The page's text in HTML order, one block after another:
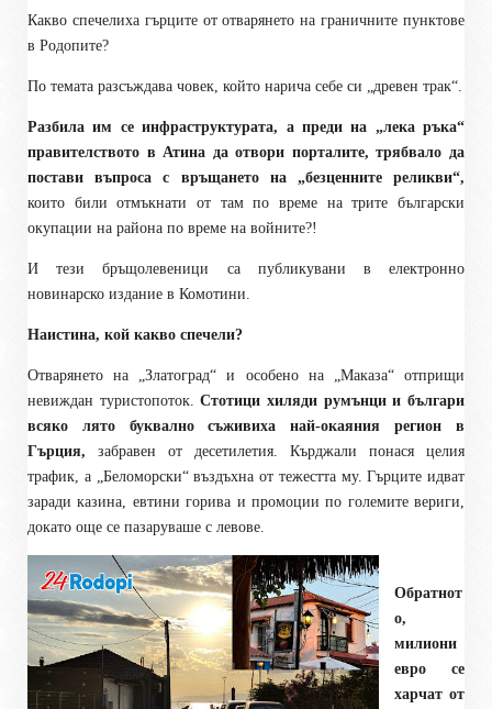
Какво спечелиха гърците от отварянето на граничните пунктове
в Родопите?
По темата разсъждава човек, който нарича себе си „древен трак“.
Разбила им се инфраструктурата, а преди на „лека ръка“
правителството в Атина да отвори порталите, трябвало да
постави въпроса с връщането на „безценните реликви“,
които били отмъкнати от там по време на трите български
окупации на района по време на войните?!
И тези бръщолевеници са публикувани в електронно
новинарско издание в Комотини.
Наистина, кой какво спечели?
Отварянето на „Златоград“ и особено на „Маказа“ отприщи
невиждан туристопоток.Стотици хиляди румънци и българи
всяко лято буквално съживиха най-окаяния регион в
Гърция, забравен от десетилетия. Кърджали понася целия
трафик, а „Беломорски“ въздъхна от тежестта му. Гърците идват
заради казина, евтини горива и промоции по големите вериги,
докато още се пазаруваше с левове.
Обратнот
о,
милиони
евро се
харчат от